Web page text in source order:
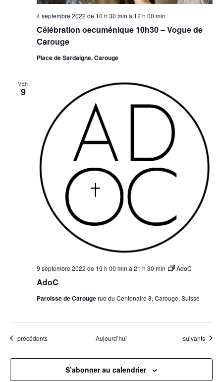
Célébration oecuménique 10h30 – Vogue de
Carouge
4 septembre 2022 de 10 h 30 min à 12 h 00 min
Place de Sardaigne, Carouge
VEN
9
AdoC
9 septembre 2022 de 19 h 00 min à 21 h 30 min AdoC
Paroisse de Carougerue du Centenaire 8, Carouge, Suisse
Évènements
précédents Aujourd’hui Évènements
suivants
S’abonner au calendrier